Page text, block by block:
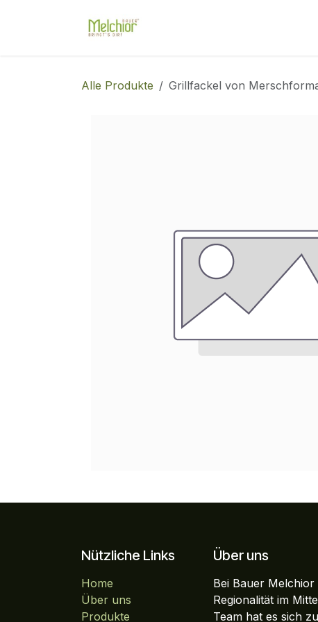
Alle Produkte Grillfackel von
Nützliche Links
Home
Über uns
Produkte
Über uns
Bei Bauer
Regionalität im
Team hat es sich